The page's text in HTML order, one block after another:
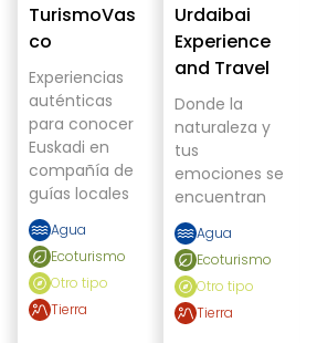
TurismoVas
co
Experiencias
auténticas
para conocer
Euskadi en
compañía de
guías locales
Agua
Ecoturismo
Otro tipo
Tierra
Urdaibai
Experience
and Travel
Donde la
naturaleza y
tus
emociones se
encuentran
Agua
Ecoturismo
Otro tipo
Tierra